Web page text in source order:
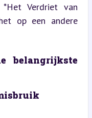
*Het Verdriet van
op een andere
belangrijkste